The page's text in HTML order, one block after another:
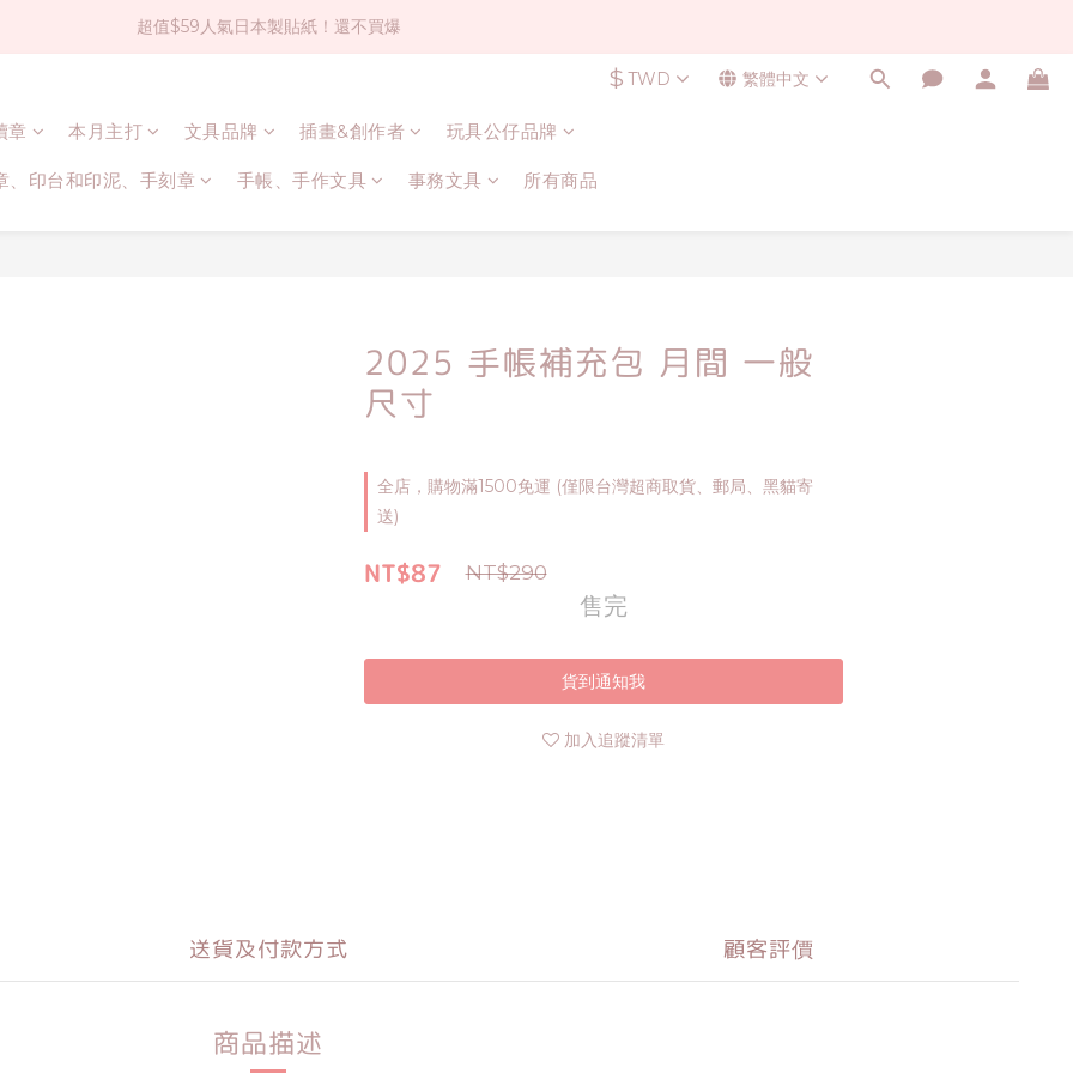
社群大人氣！各種有趣的打洞器
超值$59人氣日本製貼紙！還不買爆
社群大人氣！各種有趣的打洞器
$ TWD 繁體中文
章 本月主打 文具品牌 插畫&創作者 玩具公仔品牌
、印台和印泥、手刻章 手帳、手作文具 事務文具 所有商品
2025 手帳補充包 月間 一般
尺寸
全店，購物滿1500免運 (僅限台灣超商取貨、郵局、黑貓寄
送)
NT$87 NT$290
售完
貨到通知我
加入追蹤清單
送貨及付款方式 顧客評價
商品描述